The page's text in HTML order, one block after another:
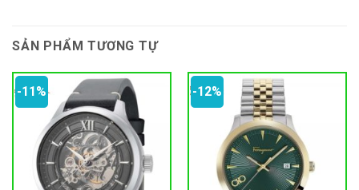
SẢN PHẨM TƯƠNG TỰ
-11% -12%